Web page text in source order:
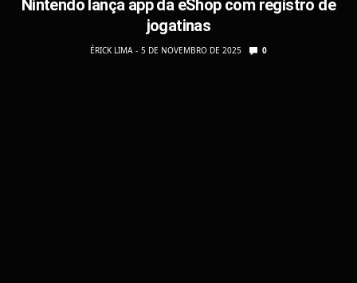
Nintendo lança app da eShop com registro de
jogatinas
ÉRICK LIMA 5 DE NOVEMBRO DE 2025 0